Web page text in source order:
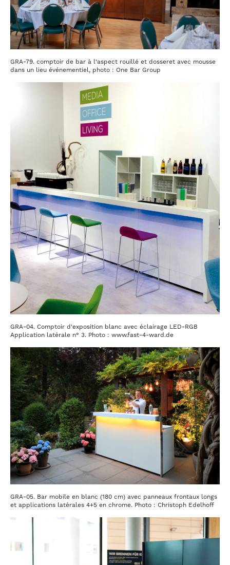
GRA-79. comptoir de bar à l'aspect rouillé et dosseret avec mousse
dans un lieu événementiel, photo : One Bar Group
GRA-04. Comptoir d'exposition blanc avec éclairage LED-RGB
Application latérale n° 3. Photo : www.fast-4-ward.de
GRA-05. Bar mobile en blanc (180 cm) avec panneaux frontaux longs
et applications latérales 4+5 en chrome. Photo : Christoph Edelhoff